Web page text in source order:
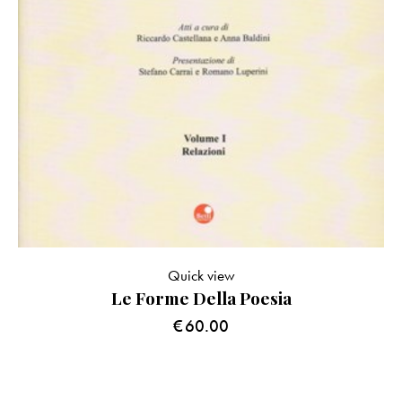
Le Forme Della Poesia
€60.00
Quick view